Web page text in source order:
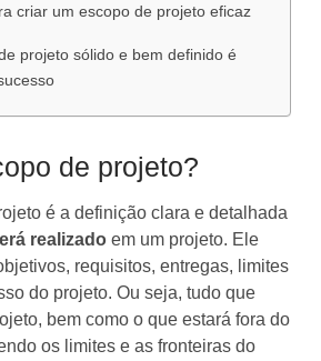
criar um escopo de projeto eficaz
projeto sólido e bem definido é
de projeto?
é a definição clara e detalhada
realizado em um projeto. Ele
requisitos, entregas, limites
do projeto. Ou seja, tudo que
bem como o que estará fora do
os limites e as fronteiras do